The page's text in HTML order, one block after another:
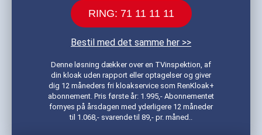
RING: 71 11 11 11
Bestil med det samme her >>
Denne løsning dækker over en TVinspektion, af
din kloak uden rapport eller optagelser og giver
dig 12 måneders fri kloakservice som RenKloak+
abonnement. Pris første år: 1.995,- Abonnementet
fornyes på årsdagen med yderligere 12 måneder
til 1.068,- svarende til 89,- pr. måned..